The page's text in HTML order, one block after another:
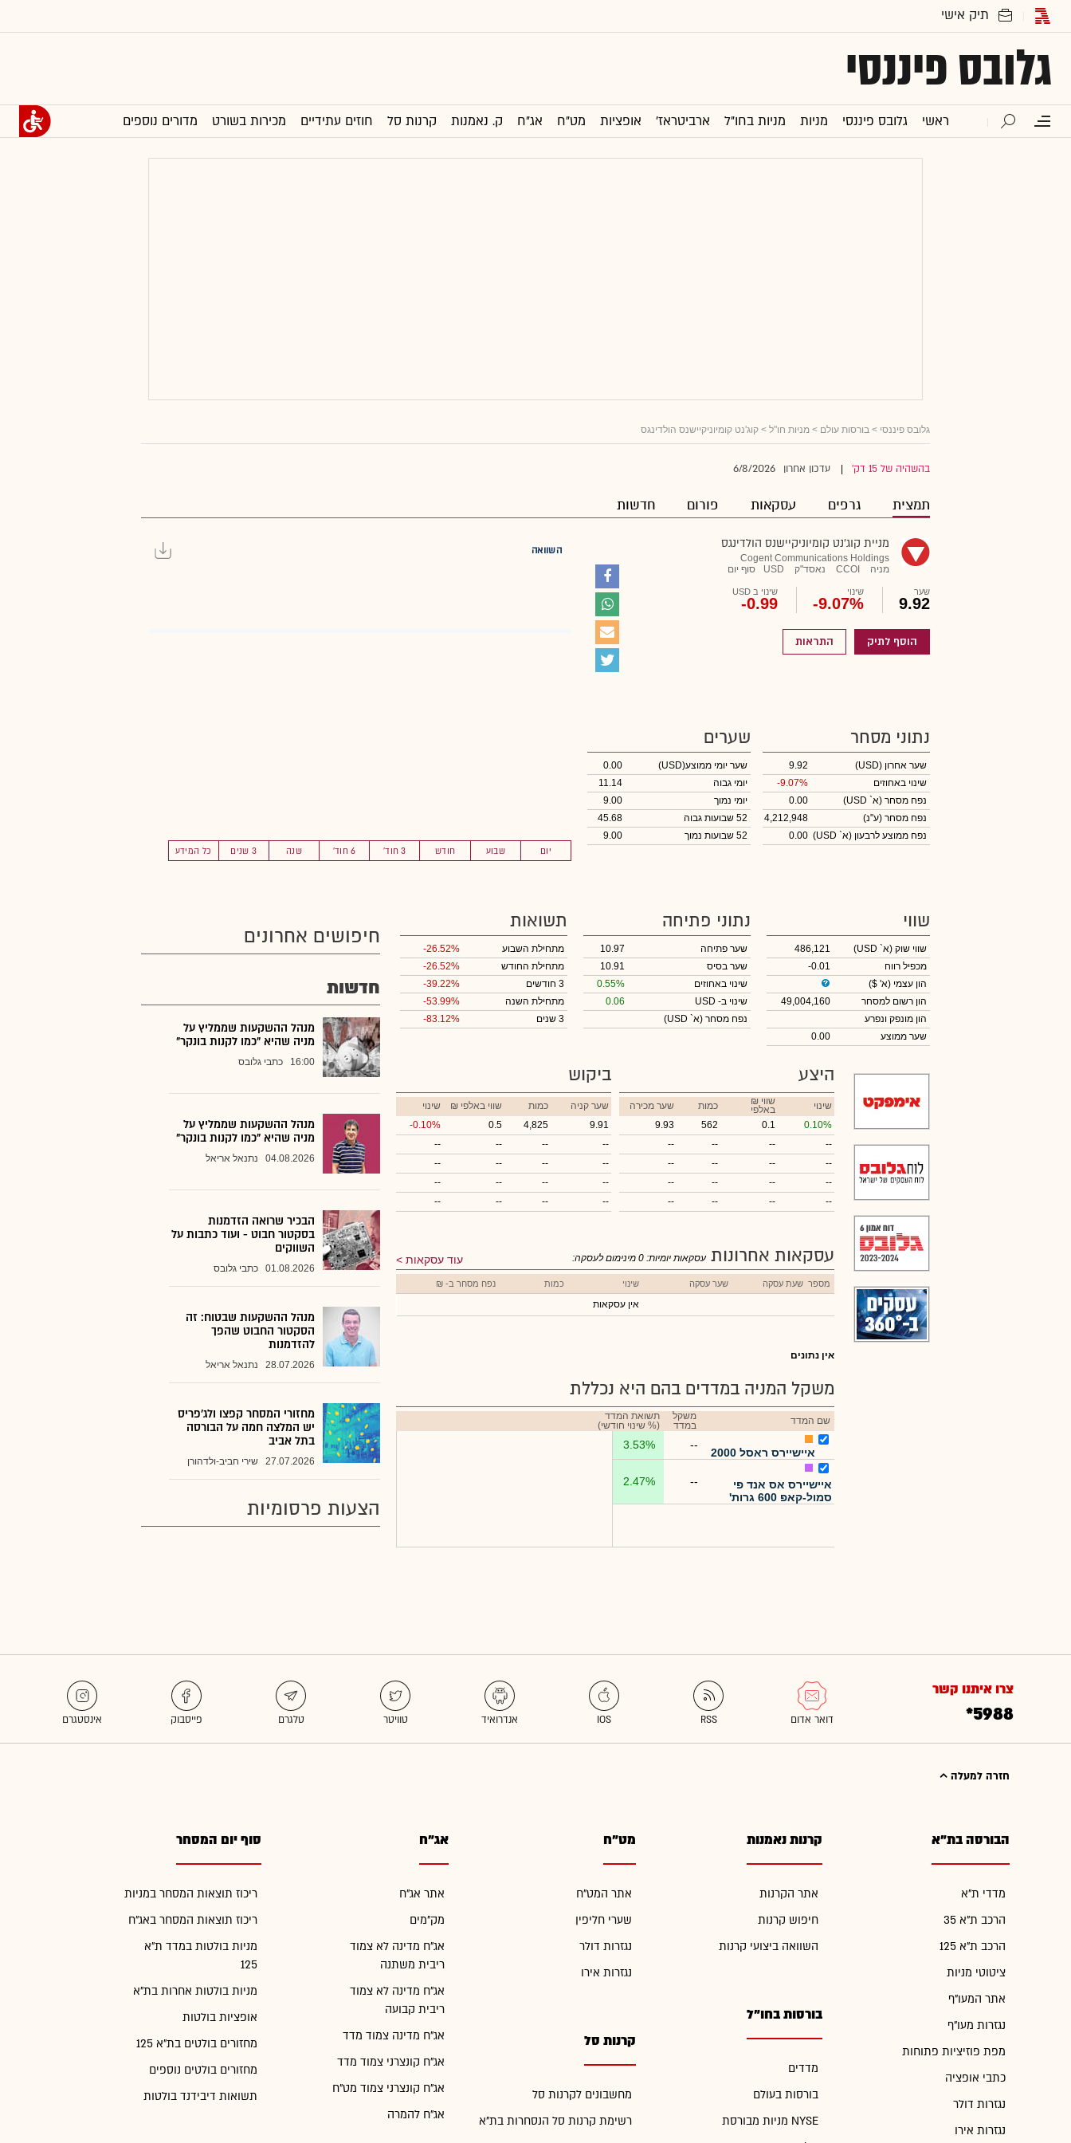
גלובס פיננסי
ראשי גלובס פיננסי מניות מניות בחו"ל ארביטראז' אופציות מט"ח אג"ח ק. נאמנות קרנות סל חוזים עתידיים מכירות בשורט מדורים נוספים
גלובס פיננסי > בורסות עולם > מניות חו"ל > קוג'נט קומיוניקיישנס הולדינגס
בהשהיה של 15 דק' עדכון אחרון 6/8/2026
תמצית גרפים עסקאות פורום חדשות
מניית קוג'נט קומיוניקיישנס הולדינגס
Cogent Communications Holdings
מניה
CCOI נאסד"ק USD סוף יום
שער
9.92
שינוי
-9.07%
שינוי ב USD
-0.99
הוסף לתיק התראות
השוואה
יום שבוע חודש 3 חוד' 6 חוד' שנה 3 שנים כל המידע
נתוני מסחר
שער אחרון (USD)
9.92
שינוי באחוזים
-9.07%
נפח מסחר (א` USD)
0.00
נפח מסחר (ע"נ)
4,212,948
נפח ממוצע לרבעון (א` USD)
0.00
שערים
שער יומי ממוצע(USD)
0.00
יומי גבוה
11.14
יומי נמוך
9.00
52 שבועות גבוה
45.68
52 שבועות נמוך
9.00
שווי
שווי שוק (א` USD)
486,121
מכפיל רווח
-0.01
הון עצמי (א' $)
הון רשום למסחר
49,004,160
הון מונפק ונפרע
שער ממוצע
0.00
נתוני פתיחה
שער פתיחה
10.97
שער בסיס
10.91
שינוי באחוזים
0.55%
שינוי ב- USD
0.06
נפח מסחר (א` USD)
תשואות
מתחילת השבוע
-26.52%
מתחילת החודש
-26.52%
3 חודשים
-39.22%
מתחילת השנה
-53.99%
3 שנים
-83.12%
היצע
שינוי ₪ שווי
באלפי כמות
שער מכירה
0.10%
0.1
562
9.93
--
--
--
--
--
--
--
--
--
--
--
--
--
--
--
--
ביקוש
שער קניה כמות ₪ שווי באלפי
שינוי
9.91
4,825
0.5
-0.10%
--
--
--
--
--
--
--
--
--
--
--
--
--
--
--
--
עסקאות אחרונות עוד עסקאות עסקאות יומיות: 0 מינימום לעסקה:
מספר שעת עסקה שער עסקה שינוי כמות נפח מסחר ב- ₪
אין עסקאות
אין נתונים
משקל המניה במדדים בהם היא נכללת
שם המדד
משקל
במדד
תשואת המדד
(% שינוי חודשי)
איישיירס ראסל 2000
--
3.53%
איישיירס אס אנד פי
סמול-קאפ 600 גרות'
--
2.47%
חיפושים אחרונים
חדשות
מנהל ההשקעות שממליץ על
מניה שהיא "כמו לקנות בונקר"
16:00 כתבי גלובס
מנהל ההשקעות שממליץ על
מניה שהיא "כמו לקנות בונקר"
04.08.2026 נתנאל אריאל
הבכיר שרואה הזדמנות
בסקטור חבוט - ועוד כתבות על
השווקים
01.08.2026 כתבי גלובס
מנהל ההשקעות שבטוח: זה
הסקטור החבוט שהפך
להזדמנות
28.07.2026 נתנאל אריאל
מחזורי המסחר קפצו ולג'פריס
יש המלצה חמה על הבורסה
בתל אביב
27.07.2026 שירי חביב-ולדהורן
הצעות פרסומיות
צרו איתנו קשר
*5988
חזרה למעלה
הבורסה בת"א
מדדי ת"א
הרכב ת"א 35
הרכב ת"א 125
ציטוטי מניות
אתר המעו"ף
נגזרות מעו"ף
מפת פוזיציות פתוחות
כתבי אופציה
נגזרות דולר
נגזרות אירו
קרנות נאמנות
אתר הקרנות
חיפוש קרנות
השוואה ביצועי קרנות
בורסות בחו"ל
מדדים
בורסות בעולם
מניות מבורסת NYSE
מט"ח
אתר המט"ח
שערי חליפין
נגזרות דולר
נגזרות אירו
קרנות סל
מחשבונים לקרנות סל
רשימת קרנות סל הנסחרות בת"א
אג"ח
אתר אג"ח
מק"מים
אג"ח מדינה לא צמוד
ריבית משתנה
אג"ח מדינה לא צמוד
ריבית קבועה
אג"ח מדינה צמוד מדד
אג"ח קונצרני צמוד מדד
אג"ח קונצרני צמוד מט"ח
אג"ח להמרה
סוף יום המסחר
ריכוז תוצאות המסחר במניות
ריכוז תוצאות המסחר באג"ח
מניות בולטות במדד ת"א
125
מניות בולטות אחרות בת"א
אופציות בולטות
מחזורים בולטים בת"א 125
מחזורים בולטים נוספים
תשואות דיבידנד בולטות